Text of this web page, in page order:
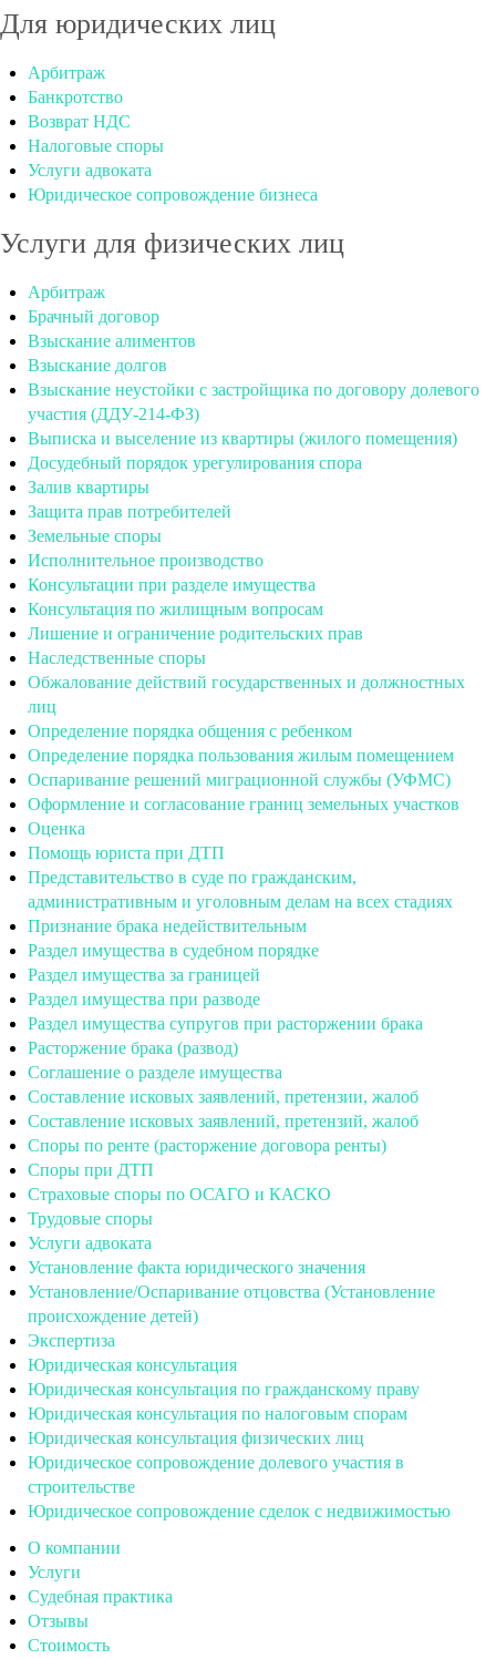
Для юридических лиц
Арбитраж
Банкротство
Возврат НДС
Налоговые споры
Услуги адвоката
Юридическое сопровождение бизнеса
Услуги для физических лиц
Арбитраж
Брачный договор
Взыскание алиментов
Взыскание долгов
Взыскание неустойки с застройщика по договору долевого
участия (ДДУ-214-ФЗ)
Выписка и выселение из квартиры (жилого помещения)
Досудебный порядок урегулирования спора
Залив квартиры
Защита прав потребителей
Земельные споры
Исполнительное производство
Консультации при разделе имущества
Консультация по жилищным вопросам
Лишение и ограничение родительских прав
Наследственные споры
Обжалование действий государственных и должностных
лиц
Определение порядка общения с ребенком
Определение порядка пользования жилым помещением
Оспаривание решений миграционной службы (УФМС)
Оформление и согласование границ земельных участков
Оценка
Помощь юриста при ДТП
Представительство в суде по гражданским,
административным и уголовным делам на всех стадиях
Признание брака недействительным
Раздел имущества в судебном порядке
Раздел имущества за границей
Раздел имущества при разводе
Раздел имущества супругов при расторжении брака
Расторжение брака (развод)
Соглашение о разделе имущества
Составление исковых заявлений, претензии, жалоб
Составление исковых заявлений, претензий, жалоб
Споры по ренте (расторжение договора ренты)
Споры при ДТП
Страховые споры по ОСАГО и КАСКО
Трудовые споры
Услуги адвоката
Установление факта юридического значения
Установление/Оспаривание отцовства (Установление
происхождение детей)
Экспертиза
Юридическая консультация
Юридическая консультация по гражданскому праву
Юридическая консультация по налоговым спорам
Юридическая консультация физических лиц
Юридическое сопровождение долевого участия в
строительстве
Юридическое сопровождение сделок с недвижимостью
О компании
Услуги
Судебная практика
Отзывы
Стоимость